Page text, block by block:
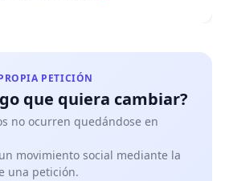
PETICIÓN
que quiera cambiar?
no ocurren quedándose en
movimiento social mediante la
una petición.